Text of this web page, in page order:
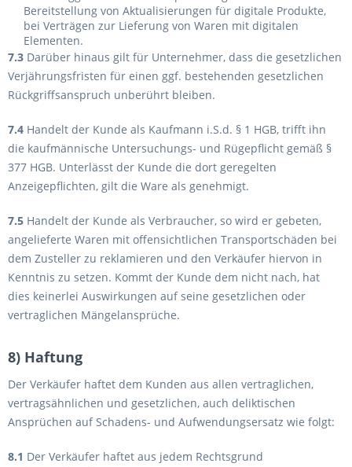
Bereitstellung von Aktualisierungen für digitale Produkte,
bei Verträgen zur Lieferung von Waren mit digitalen
Elementen.
7.3 Darüber hinaus gilt für Unternehmer, dass die gesetzlichen
Verjährungsfristen für einen ggf. bestehenden gesetzlichen
Rückgriffsanspruch unberührt bleiben.
7.4 Handelt der Kunde als Kaufmann i.S.d. § 1 HGB, trifft ihn
die kaufmännische Untersuchungs- und Rügepflicht gemäß §
377 HGB. Unterlässt der Kunde die dort geregelten
Anzeigepflichten, gilt die Ware als genehmigt.
7.5 Handelt der Kunde als Verbraucher, so wird er gebeten,
angelieferte Waren mit offensichtlichen Transportschäden bei
dem Zusteller zu reklamieren und den Verkäufer hiervon in
Kenntnis zu setzen. Kommt der Kunde dem nicht nach, hat
dies keinerlei Auswirkungen auf seine gesetzlichen oder
vertraglichen Mängelansprüche.
8) Haftung
Der Verkäufer haftet dem Kunden aus allen vertraglichen,
vertragsähnlichen und gesetzlichen, auch deliktischen
Ansprüchen auf Schadens- und Aufwendungsersatz wie folgt:
8.1 Der Verkäufer haftet aus jedem Rechtsgrund